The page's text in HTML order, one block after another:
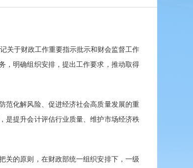
关于财政工作重要指示批示和财会监督工作
，明确组织安排，提出工作要求，推动取得
范化解风险、促进经济社会高质量发展的重
是提升会计评估行业质量、维护市场经济秩
关的原则，在财政部统一组织安排下，一级